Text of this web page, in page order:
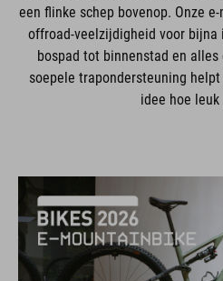
een flinke schep bovenop. Onze
offroad-veelzijdigheid voor bijna
bospad tot binnenstad en
soepele trapondersteuning
idee hoe